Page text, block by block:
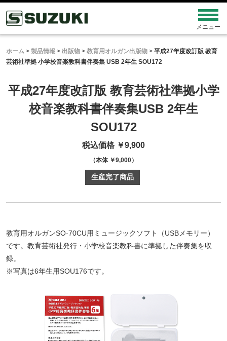
ホーム > 製品情報 > 出版物 > 教育用オルガン出版物 > 平成27年度改訂版 教育
芸術社準拠 小学校音楽教科書伴奏集 USB 2年生 SOU172
平成27年度改訂版 教育芸術社準拠小学
校音楽教科書伴奏集USB 2年生
SOU172
税込価格 ￥9,900
（本体 ￥9,000）
生産完了商品
教育用オルガンSO-70CU用ミュージックソフト（USBメモリー）
です。教育芸術社発行・小学校音楽教科書に準拠した伴奏集を収
録。
※写真は6年生用SOU176です。